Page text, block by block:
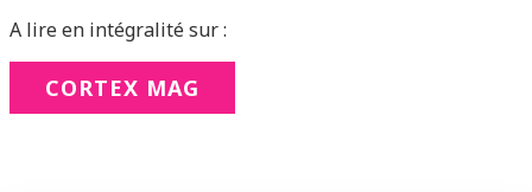
A lire en intégralité sur :
CORTEX MAG